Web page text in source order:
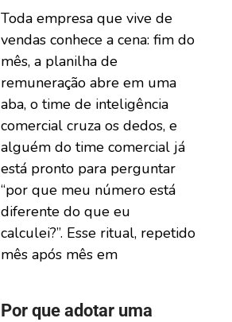
Toda empresa que vive de
vendas conhece a cena: fim do
mês, a planilha de
remuneração abre em uma
aba, o time de inteligência
comercial cruza os dedos, e
alguém do time comercial já
está pronto para perguntar
“por que meu número está
diferente do que eu
calculei?”. Esse ritual, repetido
mês após mês em
Por que adotar uma